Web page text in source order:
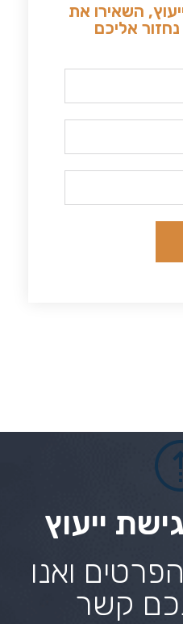
השאירו את
אליכם
ייעוץ
ואנו
קשר